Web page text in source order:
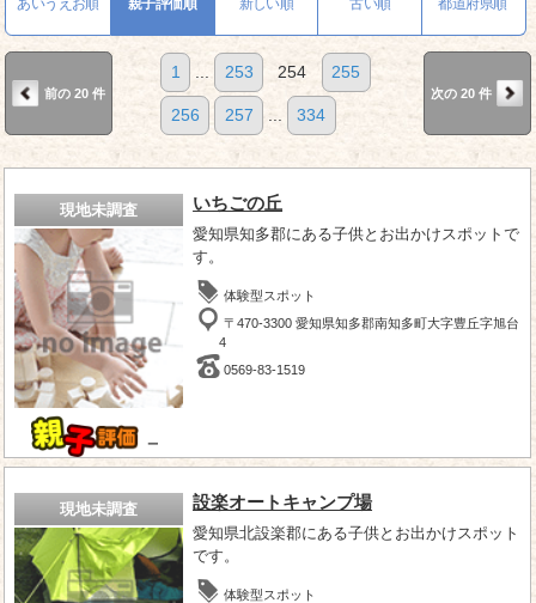
あいうえお順 親子評価順 新しい順 古い順 都道府県順
前の 20 件
1 ... 253 254 255
256 257 ... 334
次の 20 件
現地未調査
－
いちごの丘
愛知県知多郡にある子供とお出かけスポットで
す。
体験型スポット
〒470-3300 愛知県知多郡南知多町大字豊丘字旭台
4
0569-83-1519
現地未調査 設楽オートキャンプ場
愛知県北設楽郡にある子供とお出かけスポット
です。
体験型スポット